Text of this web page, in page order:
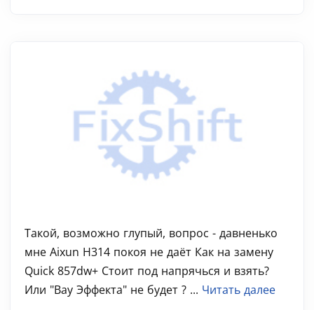
Такой, возможно глупый, вопрос - давненько
мне Aixun H314 покоя не даёт Как на замену
Quick 857dw+ Стоит под напрячься и взять?
Или "Вау Эффекта" не будет ? ... Читать далее